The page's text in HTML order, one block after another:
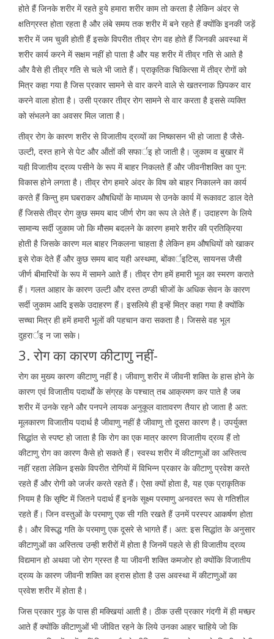
होते हैं जिनके शरीर में रहते हुये हमारा शरीर काम तो करता है लेकिन अंदर से
क्षतिग्रस्त होता रहता है और लंबे समय तक शरीर में बने रहते हैं क्योंकि इनकी जड़ें
शरीर में जम चुकी होती हैं इसके विपरीत तीव्र रोग वह होते हैं जिनकी अवस्था में
शरीर कार्य करने में सक्षम नहीं हो पाता है और यह शरीर में तीव्र गति से आते है
और वैसे ही तीव्र गति से चले भी जाते हैं। प्राकृतिक चिकित्सा में तीव्र रोगों को
मित्र कहा गया है जिस प्रकार सामने से वार करने वाले से खतरनाक छिपकर वार
करने वाला होता है। उसी प्रकार तीव्र रोग सामने से वार करता है इससे व्यक्ति
को संभलने का अवसर मिल जाता है।
तीव्र रोग के कारण शरीर से विजातीय द्रव्यों का निष्कासन भी हो जाता है जैसे-
उल्टी, दस्त हाने से पेट और ऑंतों की सफार्इ हो जाती है। जुकाम व बुखार में
यही विजातीय द्रव्य पसीने के रूप में बाहर निकलते हैं और जीवनीशक्ति का पुन:
विकास होने लगता है। तीव्र रोग हमारे अंदर के विष को बाहर निकालने का कार्य
करते हैं किन्तु हम घबराकर औषधियों के माध्यम से उनके कार्य में रूकावट डाल देते
हैं जिससे तीव्र रोग कुछ समय बाद जीर्ण रोग का रूप ले लेते हैं। उदाहरण के लिये
सामान्य सर्दी जुकाम जो कि मौसम बदलने के कारण हमारे शरीर की प्रतिक्रिया
होती है जिसके कारण मल बाहर निकलना चाहता है लेकिन हम औषधियों को खाकर
इसे रोक देते हैं और कुछ समय बाद यही अस्थमा, बोंकार्इटिस, सायनस जैसी
जीर्ण बीमारियों के रूप में सामने आते हैं। तीव्र रोग हमें हमारी भूल का स्मरण कराते
हैं। गलत आहार के कारण उल्टी और दस्त ठण्डी चीजों के अधिक सेवन के कारण
सर्दी जुकाम आदि इसके उदाहरण हैं। इसलिये ही इन्हें मित्र कहा गया है क्योंकि
सच्चा मित्र ही हमें हमारी भूलों की पहचान करा सकता है। जिससे वह भूल
दुहरार्इ न जा सके।
3. रोग का कारण कीटाणु नहीं-
रोग का मुख्य कारण कीटाणु नहीं है। जीवाणु शरीर में जीवनी शक्ति के हास होने के
कारण एवं विजातीय पदार्थों के संग्रह के पश्चात् तब आक्रमण कर पाते है जब
शरीर में उनके रहने और पनपने लायक अनुकूल वातावरण तैयार हो जाता है अत:
मूलकारण विजातीय पदार्थ है जीवाणु नहीं है जीवाणु तो दूसरा कारण है। उपर्युक्त
सिद्धांत से स्पष्ट हो जाता है कि रोग का एक मात्र कारण विजातीय द्रव्य हैं तो
कीटाणु रोग का कारण कैसे हो सकते हैं। स्वस्थ शरीर में कीटाणुओं का अस्तित्व
नहीं रहता लेकिन इसके विपरीत रोगियों में विभिन्न प्रकार के कीटाणु प्रवेश करते
रहते हैं और रोगी को जर्जर करते रहते हैं। ऐसा क्यों होता है, यह एक प्राकृतिक
नियम है कि सृष्टि में जितने पदार्थ हैं इनके सूक्ष्म परमाणु अनवरत रूप से गतिशील
रहते हैं। जिन वस्तुओं के परमाणु एक सी गति रखते हैं उनमें परस्पर आकर्षण होता
है। और विरूद्ध गति के परमाणु एक दूसरे से भागते हैं। अत: इस सिद्धांत के अनुसार
कीटाणुओं का अस्तित्व उन्ही शरीरों में होता है जिनमें पहले से ही विजातीय द्रव्य
विद्यमान हो अथवा जो रोग ग्रस्त है या जीवनी शक्ति कमजोर हो क्योंकि विजातीय
द्रव्य के कारण जीवनी शक्ति का ह्रास होता है उस अवस्था में कीटाणुओं का
प्रवेश शरीर में होता है।
जिस प्रकार गुड़ के पास ही मक्खियां आती है। ठीक उसी प्रकार गंदगी में ही मच्छर
आते हैं क्योंकि कीटाणुओं भी जीवित रहने के लिये उनका आहर चाहिये जो कि